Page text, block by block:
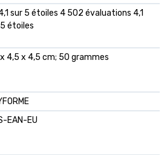
sur 5 étoiles 4 502 évaluations 4,1
étoiles
4,5 x 4,5 cm; 50 grammes
EAN-EU